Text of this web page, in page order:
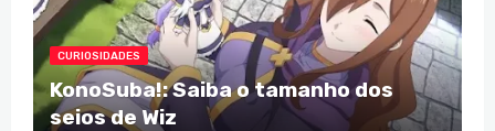
CURIOSIDADES
KonoSuba!: Saiba o tamanho dos
seios de Wiz